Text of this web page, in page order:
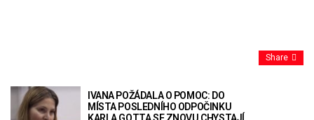
Share
IVANA POŽÁDALA O POMOC: DO
MÍSTA POSLEDNÍHO ODPOČINKU